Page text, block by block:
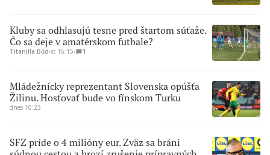
Kluby sa odhlasujú tesne pred štartom súťaže.
Čo sa deje v amatérskom futbale?
Titanilla Bőd∙st 16:15∙ 1
Mládežnícky reprezentant Slovenska opúšťa
Žilinu. Hosťovať bude vo fínskom Turku
dnes 10:23
SFZ príde o 4 milióny eur. Zväz sa bráni